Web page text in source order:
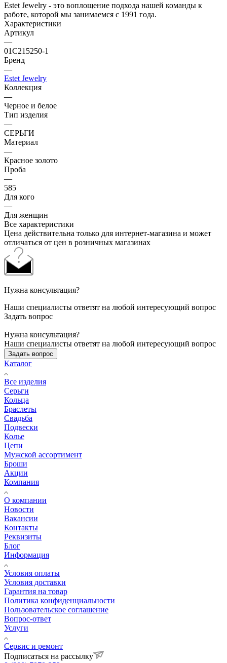
Estet Jewelry - это воплощение подхода нашей команды к
работе, которой мы занимаемся с 1991 года.
Характеристики
Артикул
—
01С215250-1
Бренд
—
Estet Jewelry
Коллекция
—
Черное и белое
Тип изделия
—
СЕРЬГИ
Материал
—
Красное золото
Проба
—
585
Для кого
—
Для женщин
Все характеристики
Цена действительна только для интернет-магазина и может
отличаться от цен в розничных магазинах
Нужна консультация?
Наши специалисты ответят на любой интересующий вопрос
Задать вопрос
Нужна консультация?
Наши специалисты ответят на любой интересующий вопрос
Задать вопрос
Каталог
Все изделия
Серьги
Кольца
Браслеты
Свадьба
Подвески
Колье
Цепи
Мужской ассортимент
Броши
Акции
Компания
О компании
Новости
Вакансии
Контакты
Реквизиты
Блог
Информация
Условия оплаты
Условия доставки
Гарантия на товар
Политика конфиденциальности
Пользовательское соглашение
Вопрос-ответ
Услуги
Сервис и ремонт
Подписаться на рассылку